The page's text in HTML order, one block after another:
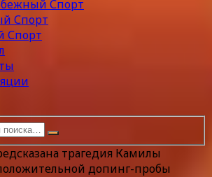
Спорт
Спорт
Спорт
трагедия Камилы
допинг-пробы